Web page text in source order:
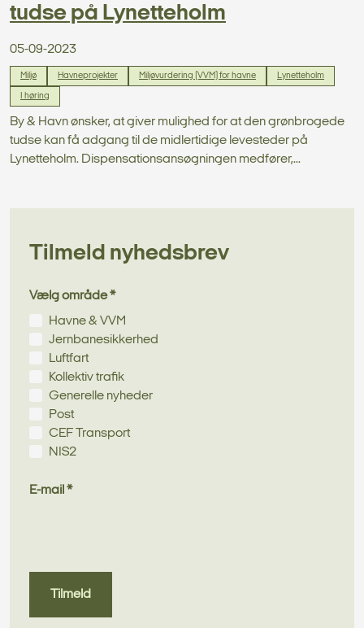
tudse på Lynetteholm
05-09-2023
Miljø Havneprojekter Miljøvurdering (VVM) for havne Lynetteholm
I høring
By & Havn ønsker, at giver mulighed for at den grønbrogede
tudse kan få adgang til de midlertidige levesteder på
Lynetteholm. Dispensationsansøgningen medfører,...
Tilmeld nyhedsbrev
Vælg område *
Havne & VVM
Jernbanesikkerhed
Luftfart
Kollektiv trafik
Generelle nyheder
Post
CEF Transport
NIS2
E-mail *
Tilmeld